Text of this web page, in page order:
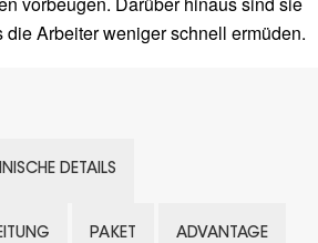
die Arbeiter weniger schnell ermüden.
DETAILS
PAKET ADVANTAGE